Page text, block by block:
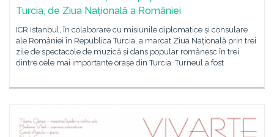
Turcia, de Ziua Națională a României
ICR Istanbul, în colaborare cu misiunile diplomatice și consulare
ale României în Republica Turcia, a marcat Ziua Națională prin trei
zile de spectacole de muzică și dans popular românesc în trei
dintre cele mai importante orașe din Turcia. Turneul a fost